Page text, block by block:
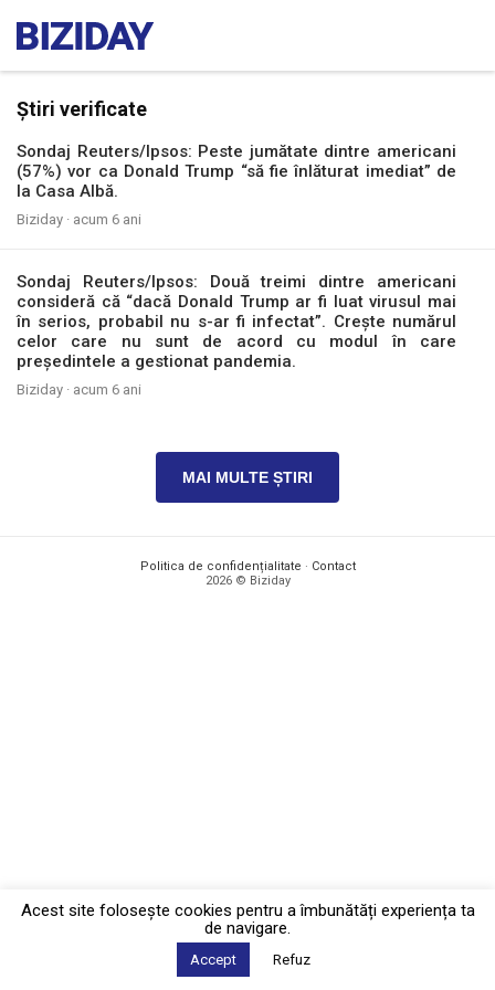
Știri verificate
Sondaj Reuters/Ipsos: Peste jumătate dintre americani
(57%) vor ca Donald Trump “să fie înlăturat imediat” de
la Casa Albă.
Biziday · acum 6 ani
Sondaj Reuters/Ipsos: Două treimi dintre americani
consideră că “dacă Donald Trump ar fi luat virusul mai
în serios, probabil nu s-ar fi infectat”. Crește numărul
celor care nu sunt de acord cu modul în care
președintele a gestionat pandemia.
Biziday · acum 6 ani
MAI MULTE ȘTIRI
Politica de confidențialitate · Contact
2026 © Biziday
Acest site foloseşte cookies pentru a îmbunătăți experiența ta
de navigare.
Accept Refuz